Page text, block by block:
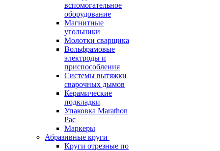
вспомогательное
оборудование
Магнитные
угольники
Молотки сварщика
Вольфрамовые
электроды и
приспособления
Системы вытяжки
сварочных дымов
Керамические
подкладки
Упаковка Marathon
Pac
Маркеры
Абразивные круги
Круги отрезные по